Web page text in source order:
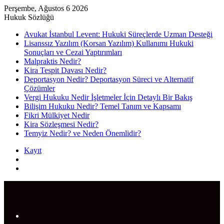
Perşembe, Ağustos 6 2026
Hukuk Sözlüğü
Avukat İstanbul Levent: Hukuki Süreçlerde Uzman Desteği
Lisanssız Yazılım (Korsan Yazılım) Kullanımı Hukuki
Sonuçları ve Cezai Yaptırımları
Malpraktis Nedir?
Kira Tespit Davası Nedir?
Deportasyon Nedir? Deportasyon Süreci ve Alternatif
Çözümler
Vergi Hukuku Nedir İşletmeler İçin Detaylı Bir Bakış
Bilişim Hukuku Nedir? Temel Tanım ve Kapsamı
Fikri Mülkiyet Nedir
Kira Sözleşmesi Nedir?
Temyiz Nedir? ve Neden Önemlidir?
Kayıt